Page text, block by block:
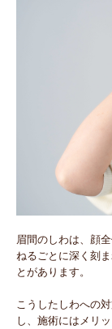
眉間のしわは、顔
ねるごとに深く刻
とがあります。
こうしたしわへの
し、施術にはメリ